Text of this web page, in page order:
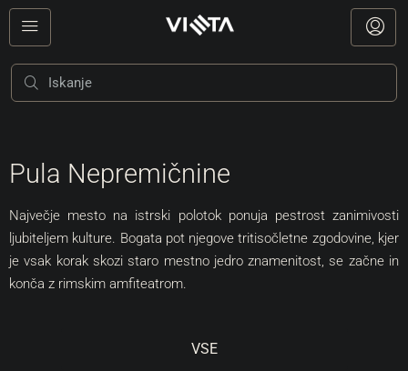
Pula Nepremičnine
Največje mesto na istrski polotokponuja pestrost zanimivosti
ljubiteljem kulture. Bogata pot njegove tritisočletne zgodovine, kjer
je vsak korak skozi staro mestno jedro znamenitost, se začne in
konča z rimskim amfiteatrom.
VSE